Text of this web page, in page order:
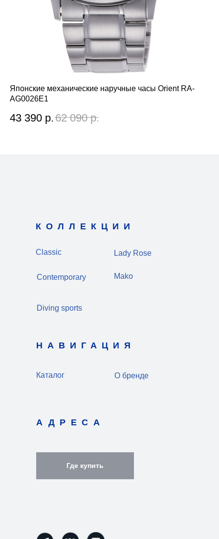
Японские механические наручные часы Orient RA-
AG0026E1
43 390 р.62 090 р.
О бренде
Каталог
Lady Rose
Diving sports
Contemporary
АДРЕСА
НАВИГАЦИЯ
КОЛЛЕКЦИИ
Classic
Mako
Где купить